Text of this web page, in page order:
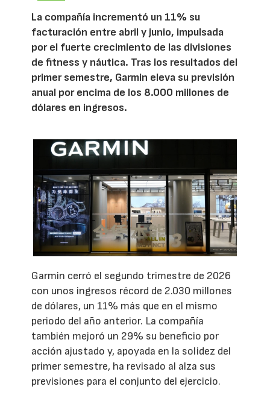
La compañía incrementó un 11% su
facturación entre abril y junio, impulsada
por el fuerte crecimiento de las divisiones
de fitness y náutica. Tras los resultados del
primer semestre, Garmin eleva su previsión
anual por encima de los 8.000 millones de
dólares en ingresos.
Garmin cerró el segundo trimestre de 2026
con unos ingresos récord de 2.030 millones
de dólares, un 11% más que en el mismo
periodo del año anterior. La compañía
también mejoró un 29% su beneficio por
acción ajustado y, apoyada en la solidez del
primer semestre, ha revisado al alza sus
previsiones para el conjunto del ejercicio.